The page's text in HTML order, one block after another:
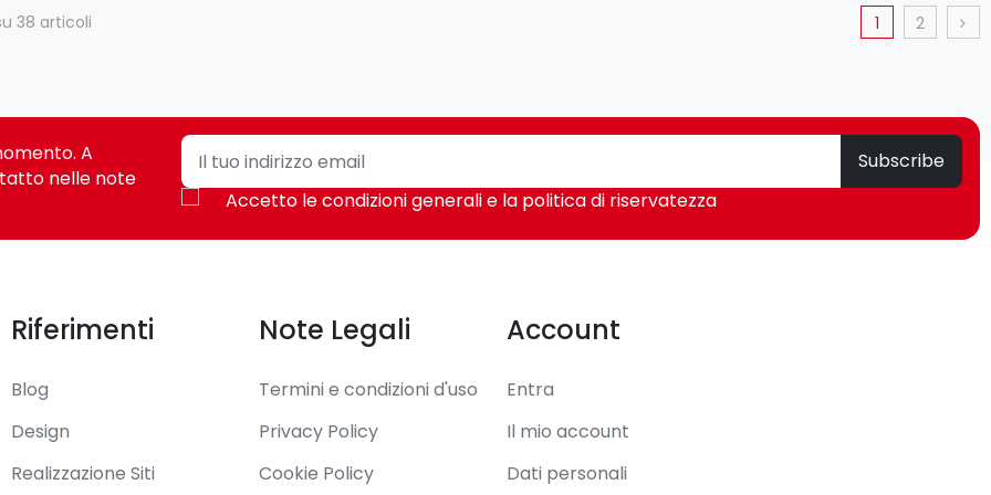
38 articoli 1 2
A
nelle note
Subscribe
Accetto le condizioni generali e la politica di riservatezza
Riferimenti
Blog
Design
Realizzazione Siti
Note Legali
Termini e condizioni d'uso
Privacy Policy
Cookie Policy
Account
Entra
Il mio account
Dati personali